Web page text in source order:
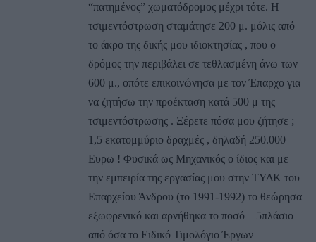
“πατημένος” χωματόδρομος μέχρι τότε. Η
τσιμεντόστρωση σταμάτησε 200 μ. μόλις από
το άκρο της δικής μου ιδιοκτησίας , που ο
δρόμος την περιβάλει σε τεθλασμένη άνω των
600 μ., οπότε επικοινώνησα με τον Έπαρχο για
να ζητήσω την προέκταση κατά 500 μ της
τσιμεντόστρωσης . Ξέρετε πόσα μου ζήτησε ;
1,5 εκατομμύριο δραχμές , δηλαδή 250.000
Ευρω ! Φυσικά ως Μηχανικός ο ίδιος και με
την εμπειρία της εργασίας μου στην ΤΥΔΚ του
Επαρχείου Άνδρου (το 1991-1992) το θεώρησα
εξωφρενικό και αρνήθηκα το ποσό – 5πλάσιο
από όσα το Ειδικό Τιμολόγιο Έργων